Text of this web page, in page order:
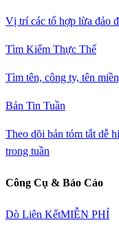
Vị trí các tổ hợp lừa đảo
Tìm Kiếm Thực Thể
Tìm tên, công ty, tên
Bản Tin Tuần
Theo dõi bản tóm tắt dễ
trong tuần
Công Cụ & Báo Cáo
Dò Liên KếtMIỄN PHÍ